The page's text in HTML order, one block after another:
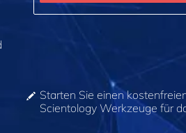
Starten Sie einen
Scientology Werkzeuge für